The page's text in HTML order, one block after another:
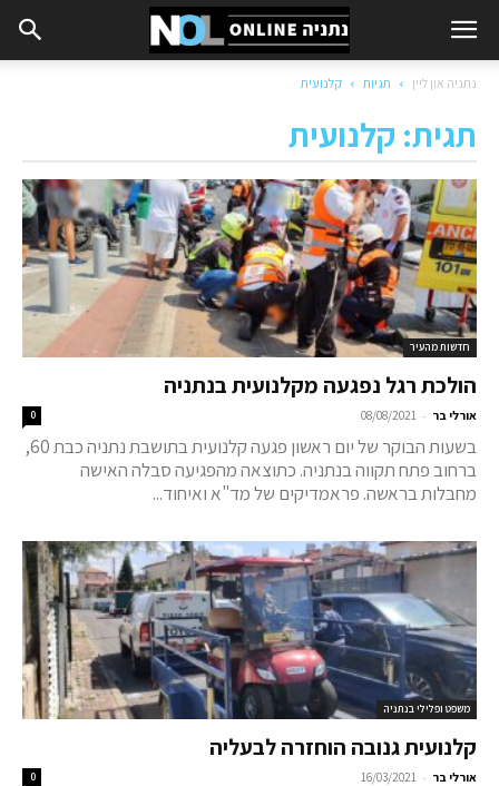
נתניה און ליין תגיות קלנועית
תגית: קלנועית
חדשות מהעיר
הולכת רגל נפגעה מקלנועית בנתניה
אורלי בר -
08/08/2021
0
בשעות הבוקר של יום ראשון פגעה קלנועית בתושבת נתניה כבת 60,
ברחוב פתח תקווה בנתניה. כתוצאה מהפגיעה סבלה האישה
מחבלות בראשה. פראמדיקים של מד"א ואיחוד...
משפט ופלילי בנתניה
קלנועית גנובה הוחזרה לבעליה
אורלי בר -
16/03/2021
0